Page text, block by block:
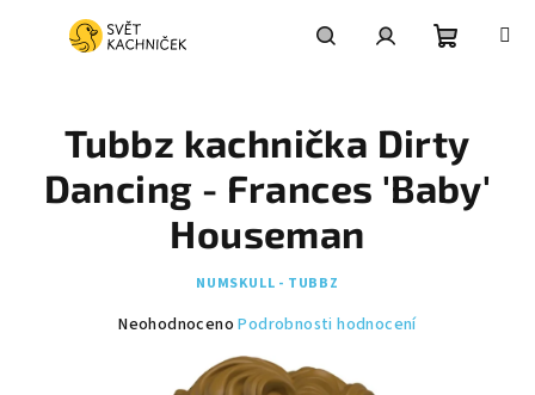
košík
Tubbz kachnička Dirty
Dancing - Frances 'Baby'
Houseman
NUMSKULL - TUBBZ
Průměrné
Neohodnoceno Podrobnosti hodnocení